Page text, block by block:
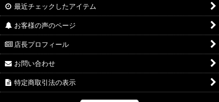
最近チェックしたアイテム
お客様の声のページ
店長プロフィール
お問い合わせ
特定商取引法の表示